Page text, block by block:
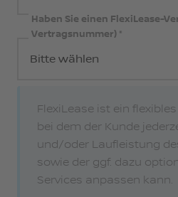
Haben Sie einen FlexiLease-
Vertragsnummer)
FlexiLease ist ein
bei dem der Kunde
und/oder Laufleistung
sowie der ggf. dazu
Services anpassen kann.